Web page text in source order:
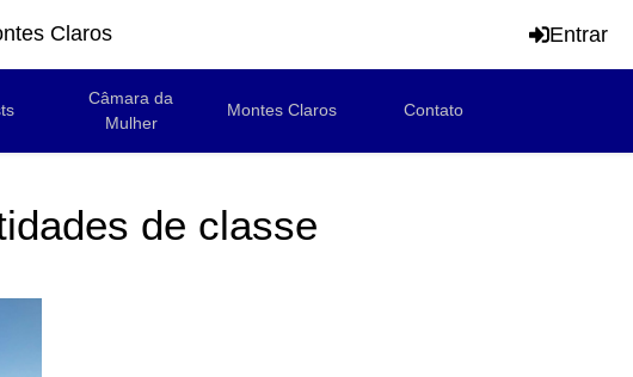
Claros Entrar
Câmara da
Mulher
Montes Claros Contato
de classe